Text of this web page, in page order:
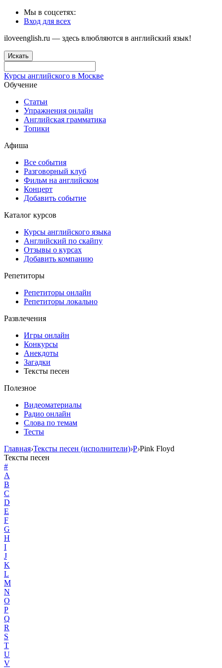
Мы в соцсетях:
Вход для всех
iloveenglish.ru — здесь влюбляются в английский язык!
Искать
Курсы английского в Москве
Обучение
Статьи
Упражнения онлайн
Английская грамматика
Топики
Афиша
Все события
Разговорный клуб
Фильм на английском
Концерт
Добавить событие
Каталог курсов
Курсы английского языка
Английский по скайпу
Отзывы о курсах
Добавить компанию
Репетиторы
Репетиторы онлайн
Репетиторы локально
Развлечения
Игры онлайн
Конкурсы
Анекдоты
Загадки
Тексты песен
Полезное
Видеоматериалы
Радио онлайн
Слова по темам
Тесты
Главная›Тексты песен (исполнители)›P›Pink Floyd
Тексты песен
#
A
B
C
D
E
F
G
H
I
J
K
L
M
N
O
P
Q
R
S
T
U
V